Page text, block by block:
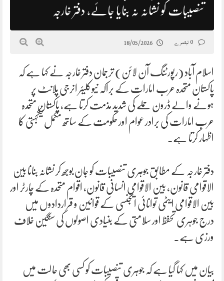
تنصیبات کو نشانہ نہ بنایا جائے، دفتر خارجہ
18/05/2026
اسلام آباد (رپورٹنگ آن لائن) ترجمان دفتر خارجہ نے کہا ہے کہ
پاکستان متحدہ عرب امارات کے براکہ نیوکلیئر انرجی پلانٹ پر
ہونے والے ڈرون حملے کی شدید مذمت کرتا ہے، پاکستان متحدہ
عرب امارات کی برادر عوام اور حکومت کے ساتھ مکمل یکجہتی کا
اظہار کرتا ہے۔
دفتر خارجہ کے مطابق جوہری تنصیبات کو جان بوجھ کر نشانہ بنانا بین
الاقوامی قانون، بین الاقوامی انسانی قانون، اقوام متحدہ کے چارٹر اور
بین الاقوامی ایٹمی توانائی ایجنسی کے قوانین و قراردادوں میں
درج جوہری تحفظ اور سلامتی کے بنیادی اصولوں کی سنگین خلاف
ورزی ہے۔
بیان میں کہا گیا ہے کہ جوہری تنصیبات کو کسی بھی حالت میں